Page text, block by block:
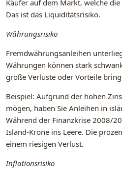
Käufer auf dem Markt, welche
Das ist das Liquiditätsrisiko.
Währungsrisiko
Fremdwährungsanleihen
Währungen können stark
große Verluste oder Vorteile
Beispiel: Aufgrund der hohen
mögen, haben Sie Anleihen in
Während der Finanzkrise 2008/
Island-Krone ins Leere. Die
einem riesigen Verlust.
Inflationsrisiko